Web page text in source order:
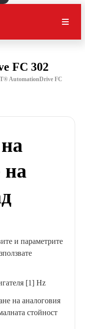
FC 302
AutomationDrive FC
на
и параметрите
[1] Hz
на аналоговия
стойност